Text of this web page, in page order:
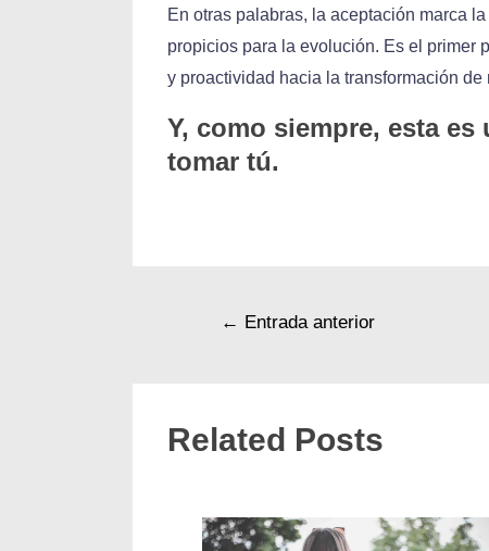
En otras palabras, la aceptación marca
propicios para la evolución. Es el primer
y proactividad hacia la transformación de
Y, como siempre, esta
tomar tú.
← Entrada anterior
Related Posts